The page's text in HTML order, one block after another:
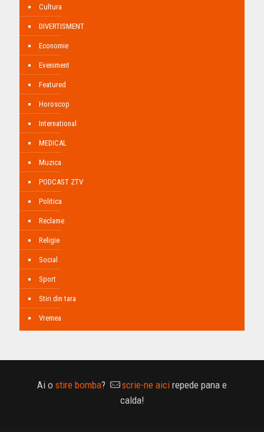
Cultura
DIVERTISMENT
Economie
Eveniment
Featured
Horoscop
International
MEDICAL
Muzica
PODCAST ZTV
Politica
Reclame
Religie
Social
Sport
Stiri din tara
Vremea
Ai o stire bomba? scrie-ne aici repede pana e
calda!